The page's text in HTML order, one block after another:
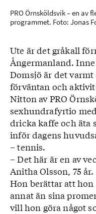
PRO Örnsköldsvik – en av
programmet. Foto: Jonas
Ute är det gråkall
Ångermanland.
Domsjö är det
förväntan och
Nitton av PRO
sexhundrafyrtio
dricka kaffe och äta
inför dagens
– tennis.
– Det här är en av
Anitha Olsson, 75 år.
Hon berättar att
annat än sina
vill hon göra något